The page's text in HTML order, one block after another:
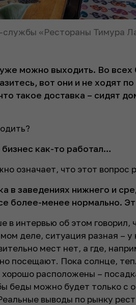
«Рестораны Тимура
можно выходить. Во
вот они и не ходят по
такое доставка – сидят
как-то работал…
означает, что этот вопрос
в заведениях нижнего и
более-менее нормально.
интервью об этом говорил,
деле, ситуация разная – у
мест нет, а где,
посещают. Пока солнце,
расположены –
беды можно будет только с
выводы по рынку